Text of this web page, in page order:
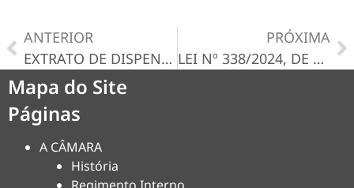
ANTERIOR
EXTRATO DE DISPENSA N° 065/2024
PRÓXIMA
LEI Nº 338/2024, DE 23 DE DEZEMBRO DE 2024
Mapa do Site
Páginas
A CÂMARA
História